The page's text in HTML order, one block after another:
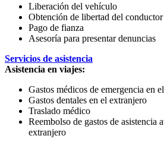
Liberación del vehículo
Obtención de libertad del conductor
Pago de fianza
Asesoría para presentar denuncias
Servicios de asistencia
Asistencia en viajes:
Gastos médicos de emergencia en
Gastos dentales en el extranjero
Traslado médico
Reembolso de gastos de asistencia
extranjero